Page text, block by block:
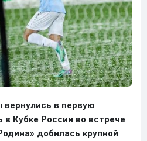
в первую
в Кубке России во встрече
добилась крупной